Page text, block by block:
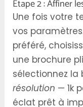
Étape 2 : Affiner
Une fois votre
vos
préféré,
une brochure
sélectionnez la
résolution — 1k
éclat prêt à